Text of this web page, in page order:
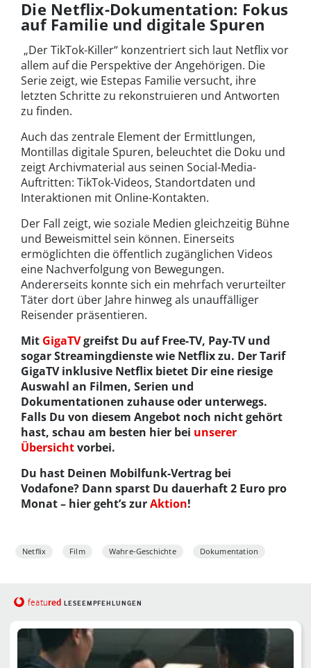
Die Netflix-Dokumentation: Fokus
auf Familie und digitale Spuren
„Der TikTok-Killer“ konzentriert sich laut Netflix vor
allem auf die Perspektive der Angehörigen. Die
Serie zeigt, wie Estepas Familie versucht, ihre
letzten Schritte zu rekonstruieren und Antworten
zu finden.
Auch das zentrale Element der Ermittlungen,
Montillas digitale Spuren, beleuchtet die Doku und
zeigt Archivmaterial aus seinen Social-Media-
Auftritten: TikTok-Videos, Standortdaten und
Interaktionen mit Online-Kontakten.
Der Fall zeigt, wie soziale Medien gleichzeitig Bühne
und Beweismittel sein können. Einerseits
ermöglichten die öffentlich zugänglichen Videos
eine Nachverfolgung von Bewegungen.
Andererseits konnte sich ein mehrfach verurteilter
Täter dort über Jahre hinweg als unauffälliger
Reisender präsentieren.
Mit GigaTVgreifst Du auf Free-TV, Pay-TV und
sogar Streamingdienste wie Netflix zu. Der Tarif
GigaTV inklusive Netflix bietet Dir eine riesige
Auswahl an Filmen, Serien und
Dokumentationen zuhause oder unterwegs.
Falls Du von diesem Angebot noch nicht gehört
hast, schau am besten hier bei unserer
Übersichtvorbei.
Du hast Deinen Mobilfunk-Vertrag bei
Vodafone? Dann sparst Du dauerhaft 2 Euro pro
Monat – hier geht’s zurAktion!
Netflix Film Wahre-Geschichte Dokumentation
featured LESEEMPFEHLUNGEN